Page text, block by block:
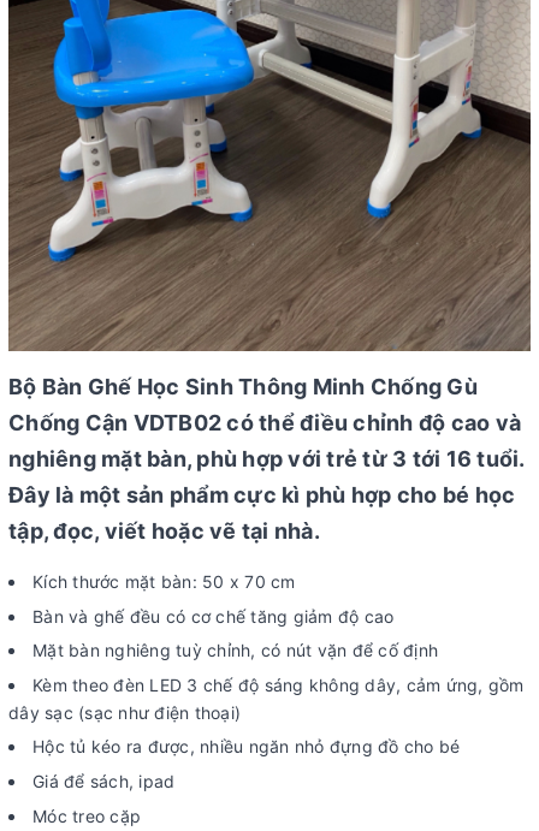
Bộ Bàn Ghế Học Sinh Thông Minh Chống Gù
Chống Cận VDTB02 có thể điều chỉnh độ cao và
nghiêng mặt bàn, phù hợp với trẻ từ 3 tới 16 tuổi.
Đây là một sản phẩm cực kì phù hợp cho bé học
tập, đọc, viết hoặc vẽ tại nhà.
Kích thước mặt bàn: 50 x 70 cm
Bàn và ghế đều có cơ chế tăng giảm độ cao
Mặt bàn nghiêng tuỳ chỉnh, có nút vặn để cố định
Kèm theo đèn LED 3 chế độ sáng không dây, cảm ứng, gồm
dây sạc (sạc như điện thoại)
Hộc tủ kéo ra được, nhiều ngăn nhỏ đựng đồ cho bé
Giá để sách, ipad
Móc treo cặp